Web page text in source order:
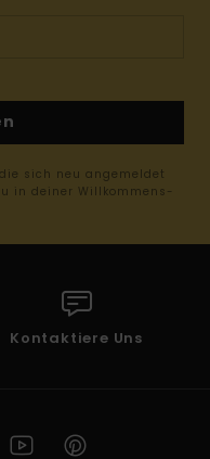
sich neu angemeldet
in deiner Willkommens-
Kontaktiere Uns